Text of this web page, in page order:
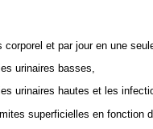
et par jour en une
urinaires basses,
urinaires hautes et les
superficielles en fonction